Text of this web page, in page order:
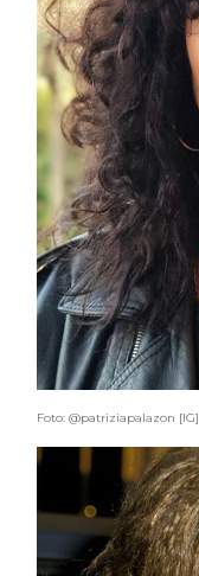
Foto: @patriziapalazon [IG]